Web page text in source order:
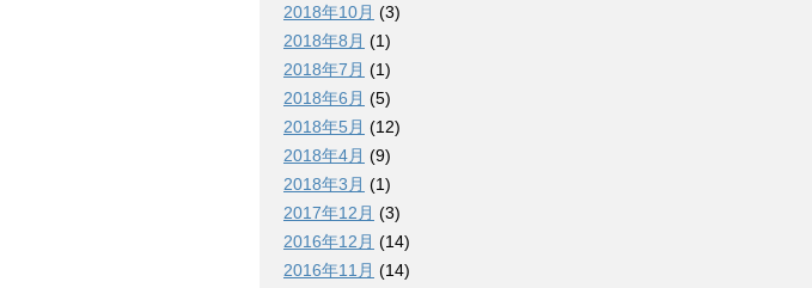
2018年10月 (3)
2018年8月 (1)
2018年7月 (1)
2018年6月 (5)
2018年5月 (12)
2018年4月 (9)
2018年3月 (1)
2017年12月 (3)
2016年12月 (14)
2016年11月 (14)